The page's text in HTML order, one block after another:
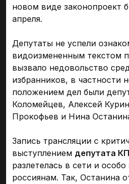
новом виде законопроект
апреля.
Депутаты не успели
видоизмененным текстом
вызвало недовольство
избранников, в частности
положением дел были
Коломейцев, Алексей
Прокофьев и Нина
Запись трансляции с
выступлением депутата
разлетелась в сети и
россиянам. Так, Останина